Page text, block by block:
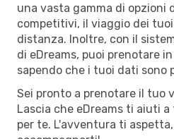
una vasta gamma di opzioni
competitivi, il viaggio dei
distanza. Inoltre, con il
di eDreams, puoi prenotare
sapendo che i tuoi dati sono
Sei pronto a prenotare il tuo
Lascia che eDreams ti aiuti
per te. L'avventura ti